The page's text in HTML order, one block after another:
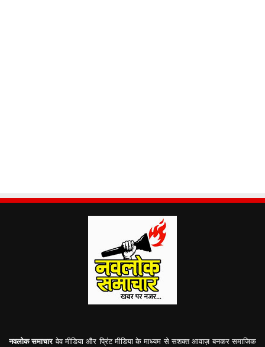
नवलोक समाचारवेव मीडिया और प्रिंट मीडिया के माध्यम से सशक्त आवाज़ बनकर समाजिक